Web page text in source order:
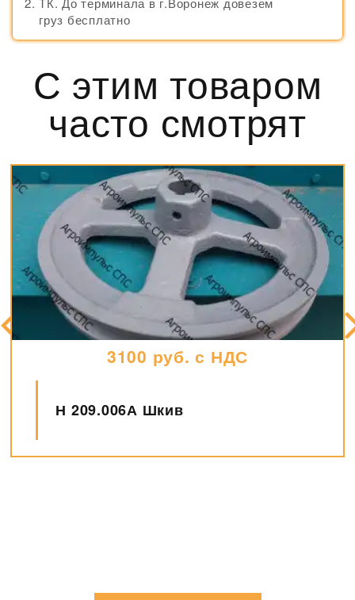
груз бесплатно
С этим товаром
часто смотрят
2930 руб с НДС
ЗВТ 02.143 Шкив